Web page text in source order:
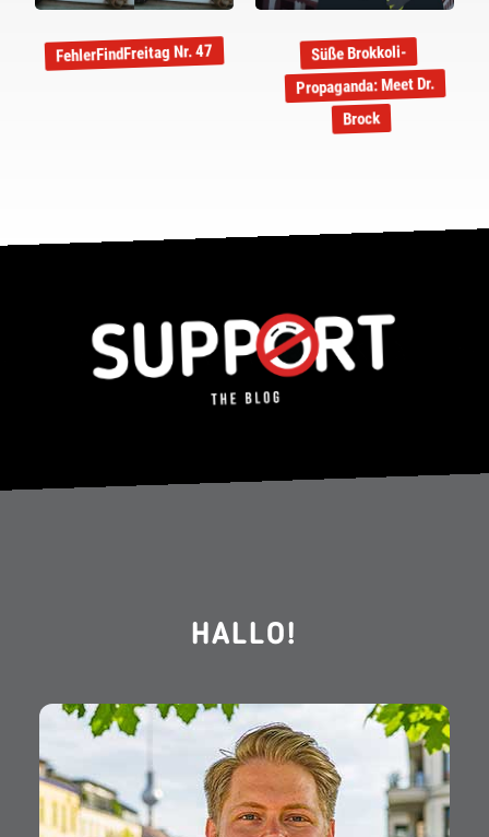
FehlerFindFreitag Nr. 47 Süße Brokkoli-
Propaganda: Meet Dr.
Brock
HALLO!